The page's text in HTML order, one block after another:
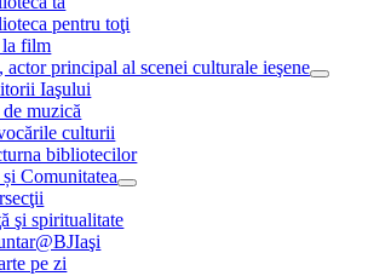
pentru toţi
film
actor principal al scenei culturale ieşene
Iaşului
muzică
culturii
bibliotecilor
Comunitatea
şi spiritualitate
pe zi